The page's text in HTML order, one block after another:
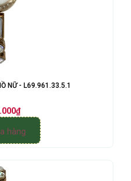
NỮ - L69.961.33.5.1
hàng